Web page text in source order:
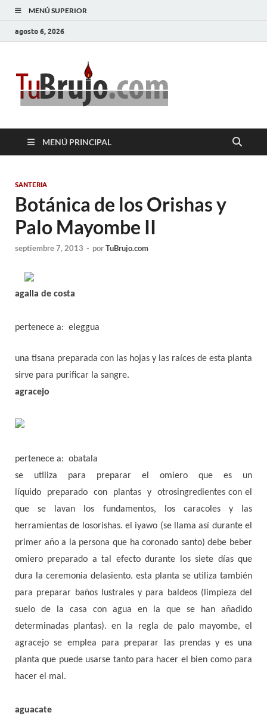
MENÚ SUPERIOR
agosto 6, 2026
MENÚ PRINCIPAL
SANTERIA
Botánica de los Orishas y
Palo Mayombe II
septiembre 7, 2013 - porTuBrujo.com
agalla de costa
pertenece a: eleggua
una tisana preparada con las hojas y las raíces de esta planta
sirve para purificar la sangre.
agracejo
pertenece a: obatala
se utiliza para preparar el omiero que es un
líquido preparado con plantas y otrosingredientes con el
que se lavan los fundamentos, los caracoles y las
herramientas de losorishas. el iyawo (se llama así durante el
primer año a la persona que ha coronado santo) debe beber
omiero preparado a tal efecto durante los siete días que
dura la ceremonia delasiento. esta planta se utiliza también
para preparar baños lustrales y para baldeos (limpieza del
suelo de la casa con agua en la que se han añadido
determinadas plantas). en la regla de palo mayombe, el
agracejo se emplea para preparar las prendas y es una
planta que puede usarse tanto para hacer el bien como para
hacer el mal.
aguacate